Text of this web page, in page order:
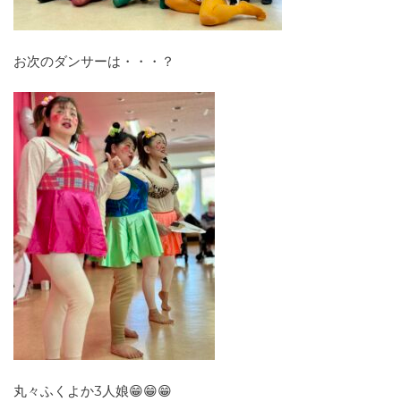
お次のダンサーは・・・？
丸々ふくよか3人娘😁😁😁